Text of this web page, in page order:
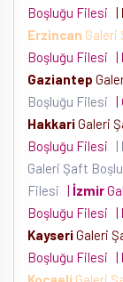
Boşluğu Filesi |
Erzincan Galeri
Boşluğu Filesi |
Gaziantep
Boşluğu Filesi |
HakkariGaleri
Boşluğu Filesi
|
Galeri Şaft
Filesi | İzmir
Boşluğu Filesi |
KayseriGaleri
Boşluğu Filesi |